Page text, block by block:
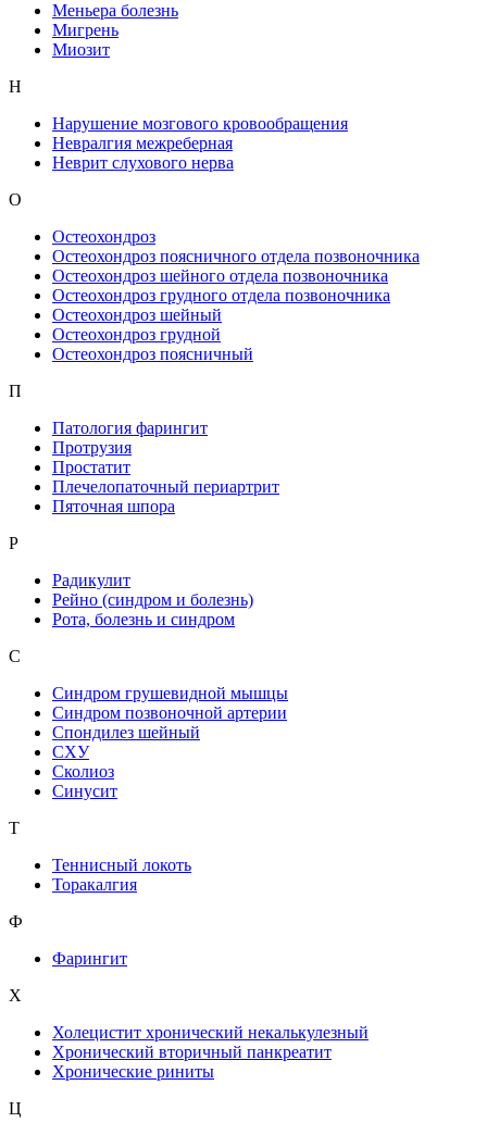
Меньера болезнь
Мигрень
Миозит
Н
Нарушение мозгового кровообращения
Невралгия межреберная
Неврит слухового нерва
О
Остеохондроз
Остеохондроз поясничного отдела позвоночника
Остеохондроз шейного отдела позвоночника
Остеохондроз грудного отдела позвоночника
Остеохондроз шейный
Остеохондроз грудной
Остеохондроз поясничный
П
Патология фарингит
Протрузия
Простатит
Плечелопаточный периартрит
Пяточная шпора
Р
Радикулит
Рейно (синдром и болезнь)
Рота, болезнь и синдром
С
Синдром грушевидной мышцы
Синдром позвоночной артерии
Спондилез шейный
СХУ
Сколиоз
Синусит
Т
Теннисный локоть
Торакалгия
Ф
Фарингит
X
Холецистит хронический некалькулезный
Хронический вторичный панкреатит
Хронические риниты
Ц